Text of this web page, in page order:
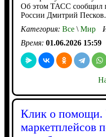
Об этом ТАСС сообщил
России Дмитрий Песков.
Категория: Все\Мир
Время: 01.06.2026 15:59
Клик о помощи.
маркетплейсов